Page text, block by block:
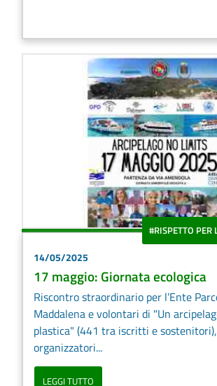
#RISPETTO PER
14/05/2025
17 maggio: Giornata ecologica
Riscontro straordinario per l’Ente
Maddalena e volontari di "Un
plastica" (441 tra iscritti e sostenitori),
organizzatori...
LEGGI TUTTO